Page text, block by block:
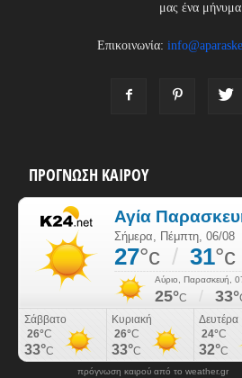
μας ένα
Επικοινωνία:
ΠΡΟΓΝΩΣΗ ΚΑΙΡΟΥ
πρόγνωση καιρού από το weather.gr